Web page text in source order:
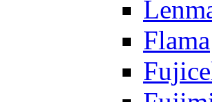
Flama